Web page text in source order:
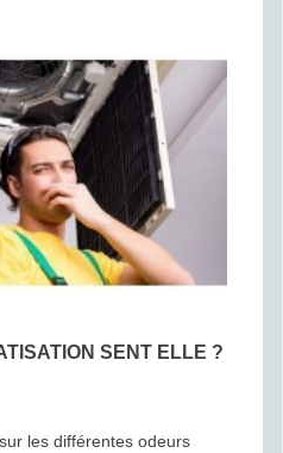
SENT ELLE ?
les différentes odeurs